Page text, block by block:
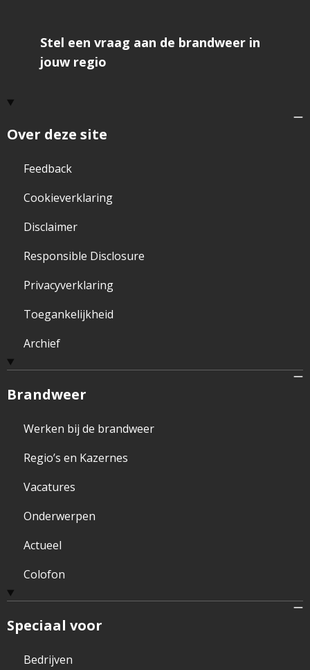
Over deze site
Feedback
Cookieverklaring
Disclaimer
Responsible Disclosure
Privacyverklaring
Toegankelijkheid
Archief
Brandweer
Werken bij de brandweer
Regio’s en Kazernes
Vacatures
Onderwerpen
Actueel
Colofon
Speciaal voor
Bedrijven
Stel een vraag aan de brandweer in
jouw regio